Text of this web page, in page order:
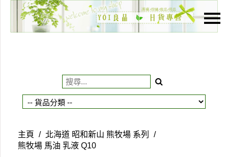
主頁
貨品分類
購物車
主頁 / 北海道 昭和新山 熊牧場 系列
/
熊牧場 馬油 乳液 Q10